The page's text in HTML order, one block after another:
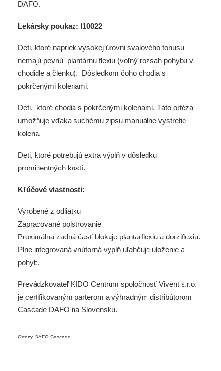
DAFO.
Lekársky poukaz: I10022
Deti, ktoré napriek vysokej úrovni svalového tonusu
nemajú pevnú plantárnu flexiu (voľný rozsah pohybu v
chodidle a členku). Dôsledkom čoho chodia s
pokrčenými kolenami.
Deti, ktoré chodia s pokrčenými kolenami. Táto ortéza
umožňuje vďaka suchému zipsu manuálne vystretie
kolena.
Deti, ktoré potrebujú extra výplň v dôsledku
prominentných kostí.
Kľúčové vlastnosti:
Vyrobené z odliatku
Zapracované polstrovanie
Proximálna zadná časť blokuje plantarflexiu a dorziflexiu.
Plne integrovaná vnútorná vyplň uľahčuje uloženie a
pohyb.
Prevádzkovateľ KIDO Centrum spoločnosť Vivent s.r.o.
je certifikovaným parterom a výhradným distribútorom
Cascade DAFO na Slovensku.
Ortézy, DAFO Cascade